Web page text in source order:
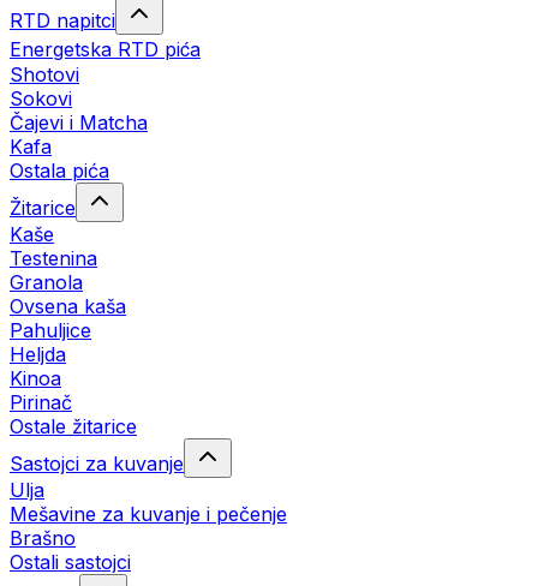
RTD napitci
Energetska RTD pića
Shotovi
Sokovi
Čajevi i Matcha
Kafa
Ostala pića
Žitarice
Kaše
Testenina
Granola
Ovsena kaša
Pahuljice
Heljda
Kinoa
Pirinač
Ostale žitarice
Sastojci za kuvanje
Ulja
Mešavine za kuvanje i pečenje
Brašno
Ostali sastojci